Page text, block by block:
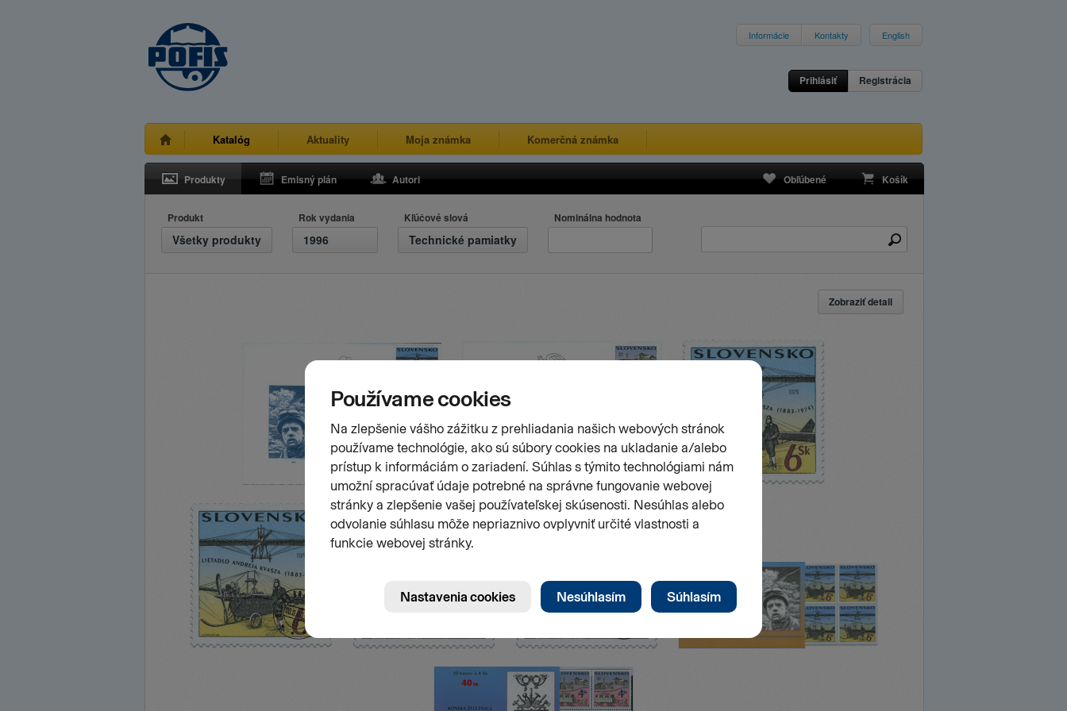
Informácie Kontakty English
Prihlásiť Registrácia
Katalóg Aktuality Moja známka Komerčná známka
Produkty Emisný plán Autori Obľúbené Košík
Produkt
Všetky produkty
Rok vydania
1996
Kľúčové slová
Technické pamiatky
Nominálna hodnota
Zobraziť detail